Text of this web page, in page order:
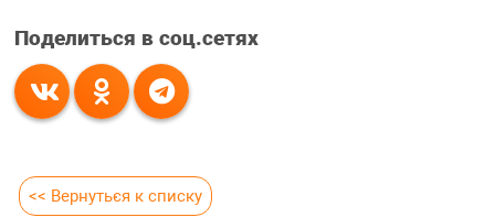
Поделиться в соц.сетях
<< Вернуться к списку